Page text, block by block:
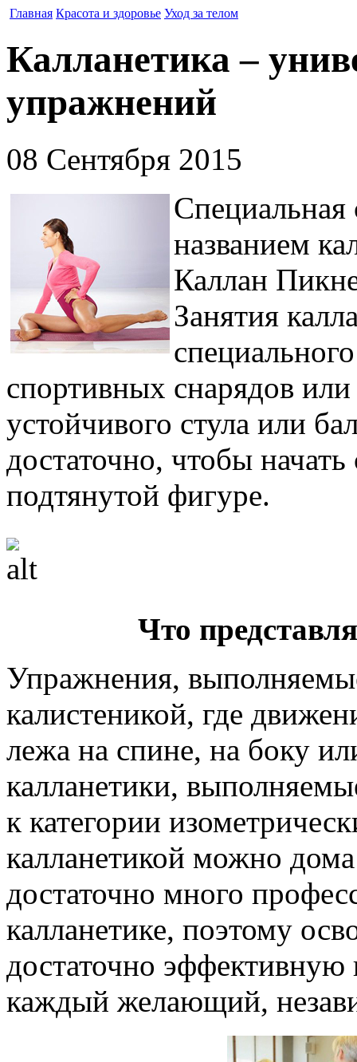
Главная Красота и здоровье Уход за телом
Калланетика –
упражнений
08 Сентября 2015
Специальная
названием
Каллан
Занятия
спортивных снарядов
устойчивого стула или
достаточно, чтобы
подтянутой фигуре.
Что
Упражнения,
калистеникой, где
лежа на спине, на боку
калланетики,
к категории
калланетикой можно
достаточно много
калланетике, поэтому
достаточно
каждый желающий,